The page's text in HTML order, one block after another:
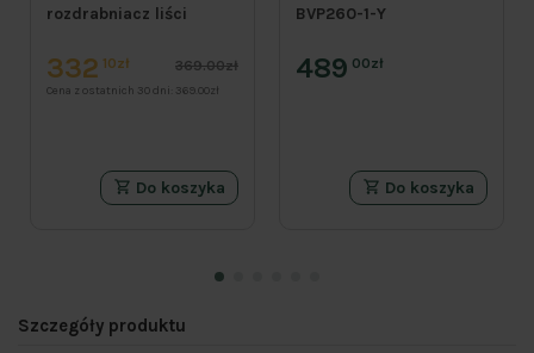
rozdrabniacz liści
332 10zł 369.00zł
Cena z ostatnich 30 dni: 369.00zł
Do koszyka
BVP260-1-Y
489 00zł
Do koszyka
Szczegóły produktu